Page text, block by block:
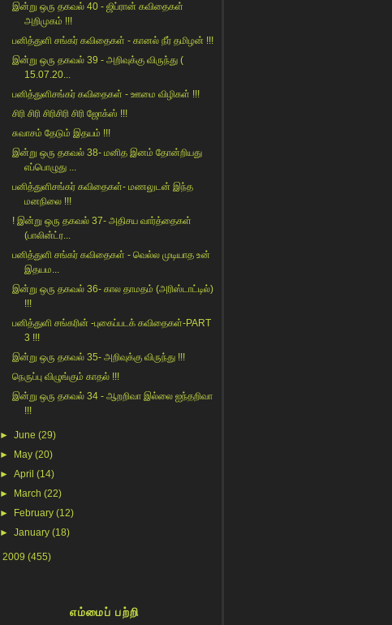
இன்று ஒரு தகவல் 40 - ஜிப்ரான் கவிதைகள்
அறிமுகம் !!!
பனித்துளி சங்கர் கவிதைகள் - கானல் நீர் தமிழன் !!!
இன்று ஒரு தகவல் 39 - அறிவுக்கு விருந்து (
15.07.20...
பனித்துளிசங்கர் கவிதைகள் - ஊமை விழிகள் !!!
சிரி சிரி சிரிசிரி சிரி ஜோக்ஸ் !!!
சுவாசம் தேடும் இதயம் !!!
இன்று ஒரு தகவல் 38- மனித இனம் தோன்றியது
எப்பொழுது ...
பனித்துளிசங்கர் கவிதைகள்- மணலுடன் இந்த
மனநிலை !!!
! இன்று ஒரு தகவல் 37- அதிசய வார்த்தைகள்
(பாலின்ட்ர...
பனித்துளி சங்கர் கவிதைகள் - வெல்ல முடியாத உன்
இதயம...
இன்று ஒரு தகவல் 36- கால தாமதம் (அரிஸ்டாட்டில்)
!!!
பனித்துளி சங்கரின் -புகைப்படக் கவிதைகள்-PART
3 !!!
இன்று ஒரு தகவல் 35- அறிவுக்கு விருந்து !!!
நெருப்பு விழுங்கும் காதல் !!!
இன்று ஒரு தகவல் 34 - ஆறறிவா இல்லை ஐந்தறிவா
!!!
►June (29)
►
May (20)
►April (14)
►
March (22)
►
February (12)
►January (18)
2009 (455)
எம்மைப் பற்றி